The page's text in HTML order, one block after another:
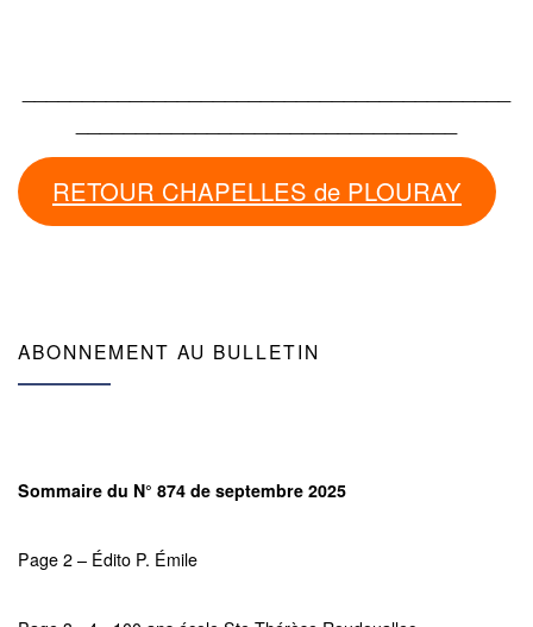
RETOUR CHAPELLES de PLOURAY
ABONNEMENT AU BULLETIN
Sommaire du N° 874 de septembre 2025
Page 2 – Édito P. Émile